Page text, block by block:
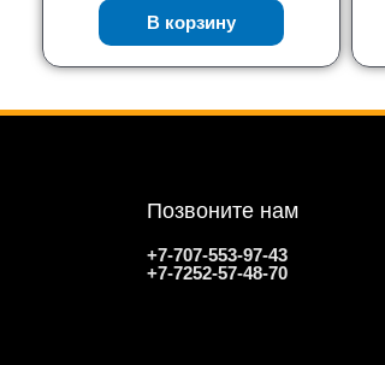
В корзину
Позвоните нам
+7-707-553-97-43
+7-7252-57-48-70